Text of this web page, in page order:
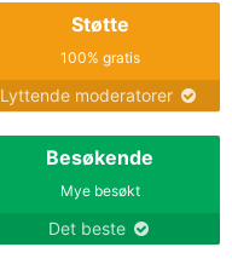
Støtte
100% gratis
Lyttende moderatorer
Besøkende
Mye besøkt
Det beste